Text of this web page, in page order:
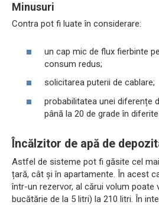
Minusuri
Contra pot fi luate în considerare:
un cap mic de flux fierbinte
consum redus;
solicitarea puterii de cablare;
probabilitatea unei diferențe
până la 20 de grade în
Încălzitor de apă de
Astfel de sisteme pot fi găsite cel
țară, cât și în apartamente. În acest
într-un rezervor, al cărui volum poate
bucătărie de la 5 litri) la 210 litri. În